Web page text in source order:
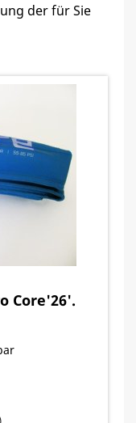
der für Sie
Core'26'.